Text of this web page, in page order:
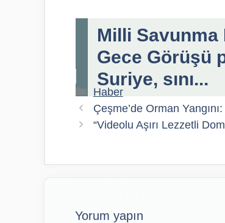
Milli Savunma
Gece Görüşü
Suriye, sını...
Kategoriler
Haber
Çeşme’de Orman
“Videolu Aşırı Lezzetli
Yorum yapın